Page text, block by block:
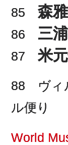
85 森
86 三
87 米
88 ヴィ
ル便り
World